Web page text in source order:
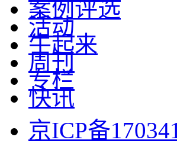
案例评选
活动
牛起来
周刊
专栏
快讯
京ICP备